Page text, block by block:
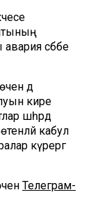
сәбәбе
дә
кире
шәһәрдә
кабул
күрергә
Телеграм-